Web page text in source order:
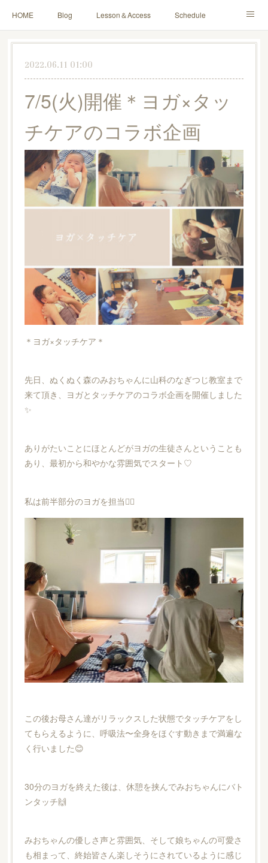
HOME Blog Lesson＆Access Schedule
Yoga for Mama＆Baby About Contact
2022.06.11 01:00
7/5(火)開催＊ヨガ×タッ
チケアのコラボ企画
＊ヨガ×タッチケア＊
先日、ぬくぬく森のみおちゃんに山科のなぎつじ教室まで
来て頂き、ヨガとタッチケアのコラボ企画を開催しました
✨
ありがたいことにほとんどがヨガの生徒さんということも
あり、最初から和やかな雰囲気でスタート♡
私は前半部分のヨガを担当🧘‍♀️
この後お母さん達がリラックスした状態でタッチケアをし
てもらえるように、呼吸法〜全身をほぐす動きまで満遍な
く行いました😊
30分のヨガを終えた後は、休憩を挟んでみおちゃんにバト
ンタッチ🙌
みおちゃんの優しさ声と雰囲気、そして娘ちゃんの可愛さ
も相まって、終始皆さん楽しそうにされているように感じ